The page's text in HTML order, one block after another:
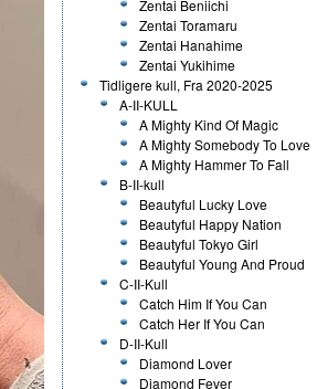
Zentai Beniichi
Zentai Toramaru
Zentai Hanahime
Zentai Yukihime
Tidligere kull, Fra 2020-2025
A-II-KULL
A Mighty Kind Of Magic
A Mighty Somebody To Love
A Mighty Hammer To Fall
B-II-kull
Beautyful Lucky Love
Beautyful Happy Nation
Beautyful Tokyo Girl
Beautyful Young And Proud
C-II-Kull
Catch Him If You Can
Catch Her If You Can
D-II-Kull
Diamond Lover
Diamond Fever